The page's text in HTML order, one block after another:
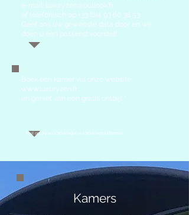
e-mail: luxuryzen@outlook.fr
of telefonisch op +33 (0)4 93 60 38 53
Geef ons uw gewenste data door en we
doen u een passend voorstel!
Boek een kamer via onze website:
www.luxuryzen.fr
en geniet van een gratis ontbijt *
Niet geldig voor boekingen via boekingsplatformen.
Kamers